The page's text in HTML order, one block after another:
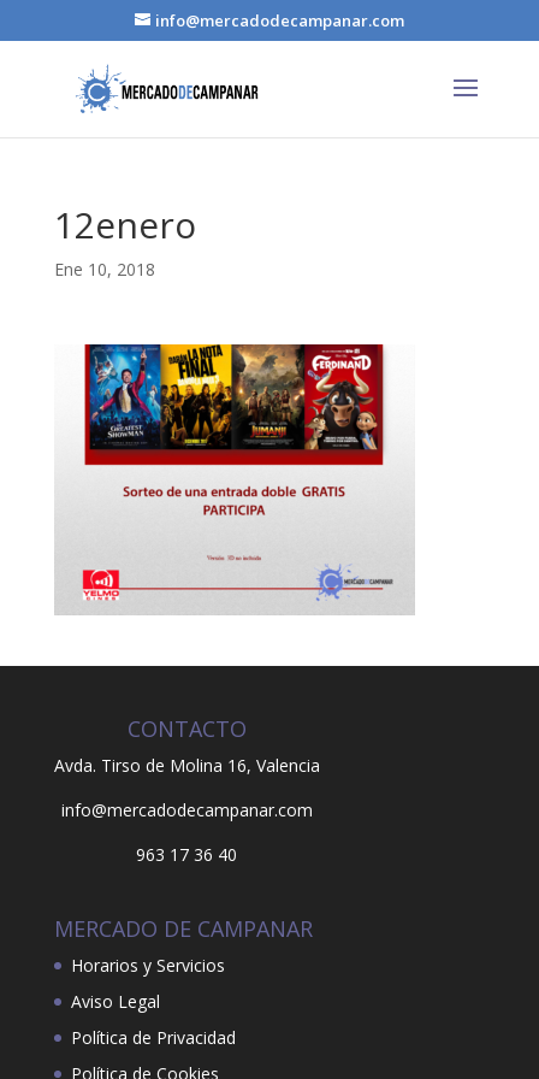
info@mercadodecampanar.com
12enero
Ene 10, 2018
CONTACTO
Avda. Tirso de Molina 16, Valencia
info@mercadodecampanar.com
963 17 36 40
MERCADO DE CAMPANAR
Horarios y Servicios
Aviso Legal
Política de Privacidad
Política de Cookies